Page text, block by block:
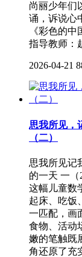
尚丽少年们
诵，诉说心
《彩色的
指导教师：
2026-04-21
思我所见，
（二）
思我所见记
的一天 一（
这幅儿童数
起床、吃饭
一匹配，画
食物、活动
嫩的笔触既
角还原了充